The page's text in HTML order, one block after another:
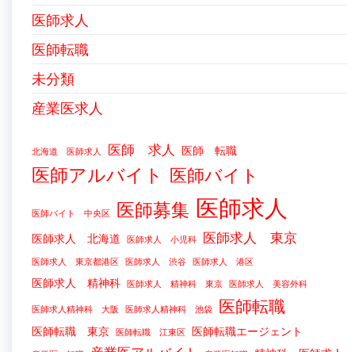
医師求人
医師転職
未分類
産業医求人
北海道 医師求人 医師 求人 医師 転職
医師アルバイト 医師バイト
医師バイト 中央区 医師募集 医師求人
医師求人 北海道 医師求人 小児科 医師求人 東京
医師求人 東京都港区 医師求人 渋谷 医師求人 港区
医師求人 精神科 医師求人 精神科 東京 医師求人 美容外科
医師求人精神科 大阪 医師求人精神科 池袋 医師転職
医師転職 東京 医師転職 江東区 医師転職エージェント